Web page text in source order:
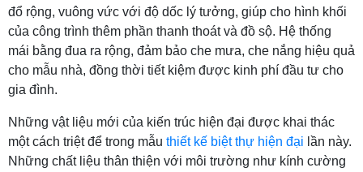
đổ rộng, vuông vức với độ dốc lý tưởng, giúp cho hình khối
của công trình thêm phần thanh thoát và đồ sộ. Hệ thống
mái bằng đua ra rộng, đảm bảo che mưa, che nắng hiệu quả
cho mẫu nhà, đồng thời tiết kiệm được kinh phí đầu tư cho
gia đình.
Những vật liệu mới của kiến trúc hiện đại được khai thác
một cách triệt để trong mẫu thiết kế biệt thự hiện đại lần này.
Những chất liệu thân thiện với môi trường như kính cường